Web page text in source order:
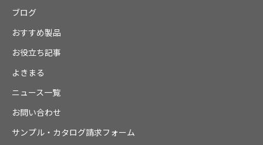
ブログ
おすすめ製品
お役立ち記事
よきまる
ニュース一覧
お問い合わせ
サンプル・カタログ請求フォーム